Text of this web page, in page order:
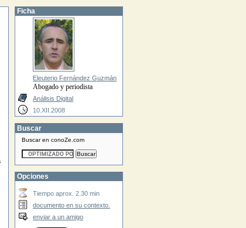
Ficha
Eleuterio Fernández Guzmán
Abogado y periodista
Análisis Digital
10.XII.2008
Buscar
Buscar en conoZe.com
Opciones
Tiempo aprox. 2.30 min
documento en su contexto.
enviar a un amigo